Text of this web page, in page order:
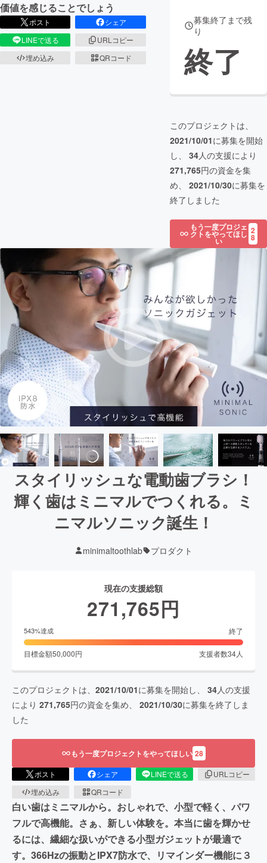
価値を感じることでしょう
ポスト
シェア
LINEで送る
URLコピー
埋め込み
QRコード
募集終了まで残
り
終了
このプロジェクトは、
2021/10/01に募集を開始
し、 34人の支援により
271,765円の資金を集
め、 2021/10/30に募集を
終了しました
もう一度プロジェ
クトをやってほし
い
2
8
スタイリッシュな電動歯ブラシ！
輝く歯はミニマルでつくれる。ミ
ニマルソニック誕生！
minimaltoothlab プロダクト
現在の支援総額
271,765円
543%達成 終了
目標金額50,000円 支援者数34人
このプロジェクトは、 2021/10/01に募集を開始し、 34人の支援
により 271,765円の資金を集め、 2021/10/30に募集を終了しま
した
もう一度プロジェクトをやってほしい 28
ポスト シェア LINEで送る
URLコピー
埋め込み
QRコード
白い歯はミニマルから。おしゃれで、小型で軽く、パワ
フルで高機能。さぁ、新しい体験を。本当に歯を輝かせ
るには、繊細な扱いができる小型ガジェットが最適で
す。366Hzの振動とIPX7防水で、リマインダー機能に３